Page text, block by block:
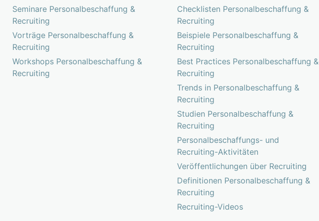
Seminare Personalbeschaffung &
Recruiting
Vorträge Personalbeschaffung &
Recruiting
Workshops Personalbeschaffung &
Recruiting
Checklisten Personalbeschaffung &
Recruiting
Beispiele Personalbeschaffung &
Recruiting
Best Practices Personalbeschaffung &
Recruiting
Trends in Personalbeschaffung &
Recruiting
Studien Personalbeschaffung &
Recruiting
Personalbeschaffungs- und
Recruiting-Aktivitäten
Veröffentlichungen über Recruiting
Definitionen Personalbeschaffung &
Recruiting
Recruiting-Videos